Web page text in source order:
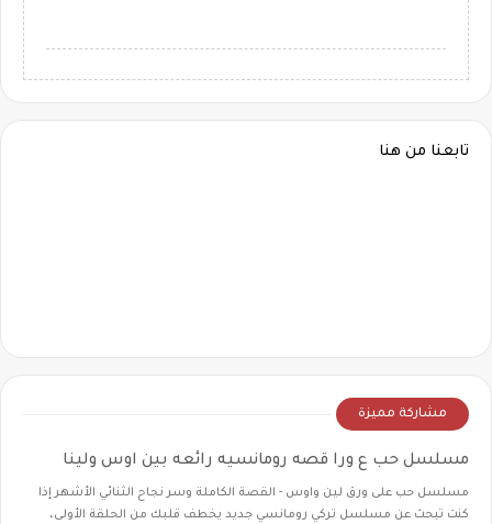
تابعنا من هنا
مشاركة مميزة
مسلسل حب ع ورا قصه رومانسيه رائعه بين اوس ولينا
مسلسل حب على ورق لين واوس - القصة الكاملة وسر نجاح الثنائي الأشهر إذا
كنت تبحث عن مسلسل تركي رومانسي جديد يخطف قلبك من الحلقة الأولى،